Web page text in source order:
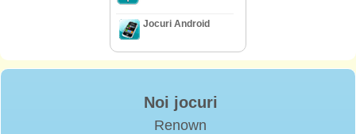
Jocuri Android
Noi jocuri
Renown